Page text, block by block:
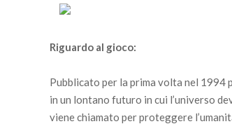
Riguardo al gioco:
Pubblicato per la prima volta nel 1994
in un lontano futuro in cui l’universo
viene chiamato per proteggere